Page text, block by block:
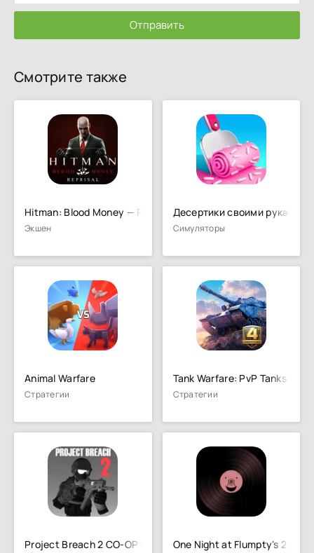
Отправить
Смотрите также
Hitman: Blood Money — Reprisal
Экшен
Десертики своими руками
Симуляторы
Animal Warfare
Стратегии
Tank Warfare: PvP Tanks Blitz
Стратегии
Project Breach 2 CO-OP CQB FPSOne Night at Flumpty's 2